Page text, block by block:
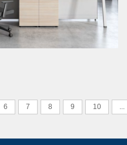
6 7 8 9 10